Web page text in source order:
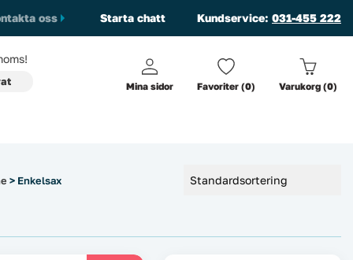
oss Starta chatt Kundservice: 031-455 222
Mina sidor Favoriter (0) Varukorg (0)
> Enkelsax